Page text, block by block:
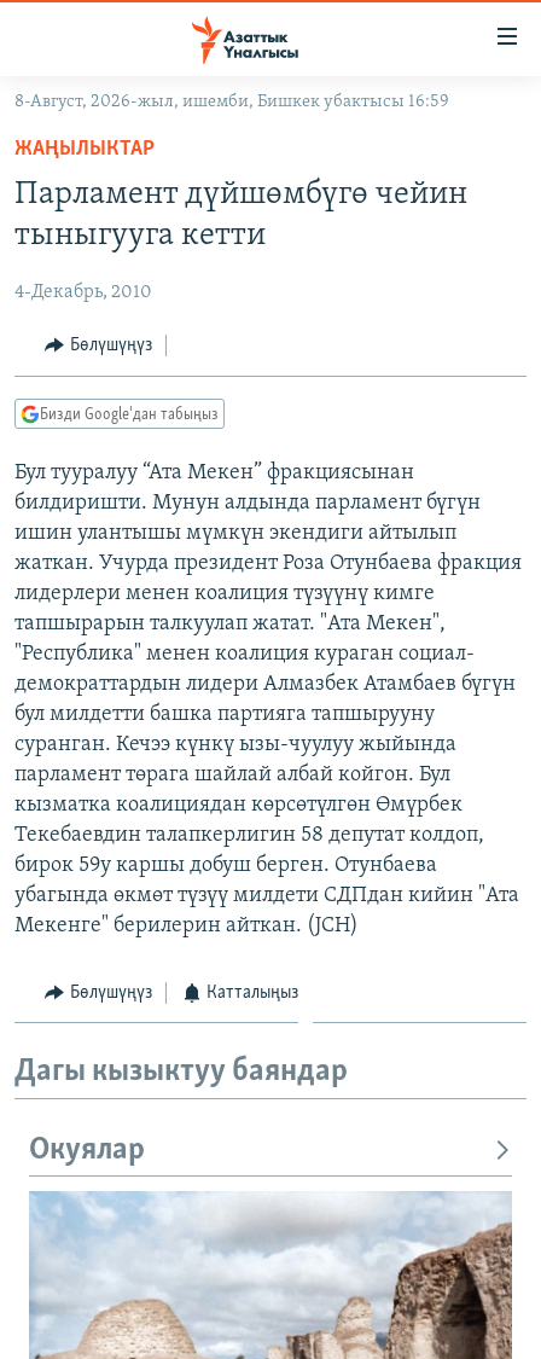
Навигацияга
өтүңүз
Издөөгө
салыңызКЫРГЫЗСТАН
ЭКОНОМИКА
МАДАНИЯТ
ДҮЙНӨ
БОРБОР АЗИЯ
АТАЙЫН ИЛИКТӨӨ
ТВ ПРОГРАММАЛАР
ЭКСПЕРТТЕР ТАЛДАЙТ
БИЗ ЖАНА ДҮЙНӨ
ДАНИСТЕ
ЭЖЕ-СИҢДИЛЕР
АЗАТТЫК+
ЫҢГАЙСЫЗ СУРООЛОР
ӨЗГӨЧӨ ПИКИР
Русский
ОНЛАЙН ШЕРИНЕ
ЭЕ/АРнун бардык сайттары
8-Август, 2026-жыл, ишемби, Бишкек убактысы 16:59
ЖАҢЫЛЫКТАР
Парламент дүйшөмбүгө чейин
тыныгууга кетти
4-Декабрь, 2010
Бөлүшүңүз
Бизди Google'дан табыңыз
Бул тууралуу “Ата Мекен” фракциясынан
билдиришти. Мунун алдында парламент бүгүн
ишин улантышы мүмкүн экендиги айтылып
жаткан. Учурда президент Роза Отунбаева фракция
лидерлери менен коалиция түзүүнү кимге
тапшырарын талкуулап жатат. "Ата Мекен",
"Республика" менен коалиция кураган социал-
демократтардын лидери Алмазбек Атамбаев бүгүн
бул милдетти башка партияга тапшырууну
суранган. Кечээ күнкү ызы-чуулуу жыйында
парламент төрага шайлай албай койгон. Бул
кызматка коалициядан көрсөтүлгөн Өмүрбек
Текебаевдин талапкерлигин 58 депутат колдоп,
бирок 59у каршы добуш берген. Отунбаева
убагында өкмөт түзүү милдети СДПдан кийин "Ата
Мекенге" берилерин айткан. (JCH)
Бөлүшүңүз Катталыңыз
Дагы кызыктуу баяндар
Окуялар